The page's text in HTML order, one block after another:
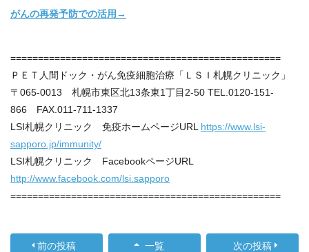
がんの再発予防での活用→
=================================================
ＰＥＴ人間ドック・がん免疫細胞治療「ＬＳＩ札幌クリニック」
〒065-0013 札幌市東区北13条東1丁目2-50 TEL.0120-151-
866 FAX.011-711-1337
LSI札幌クリニック 免疫ホームページURL https://www.lsi-
sapporo.jp/immunity/
LSI札幌クリニック FacebookページURL
http://www.facebook.com/lsi.sapporo
=================================================
前の投稿 一覧 次の投稿